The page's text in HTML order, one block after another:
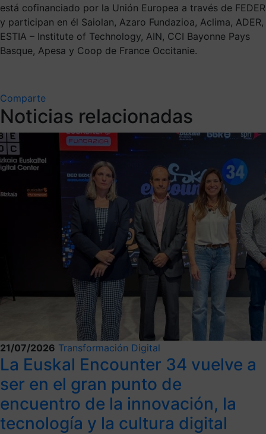
está cofinanciado por la Unión Europea a través de FEDER
y participan en él Saiolan, Azaro Fundazioa, Aclima, ADER,
ESTIA – Institute of Technology, AIN, CCI Bayonne Pays
Basque, Apesa y Coop de France Occitanie.
Comparte
Noticias relacionadas
21/07/2026 Transformación Digital
La Euskal Encounter 34 vuelve a
ser en el gran punto de
encuentro de la innovación, la
tecnología y la cultura digital